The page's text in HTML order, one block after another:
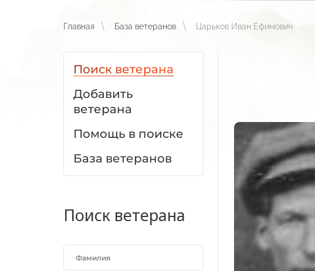
Главная База ветеранов Царьков Иван Ефимович
Поиск ветерана
Добавить
ветерана
Помощь в поиске
База ветеранов
Поиск ветерана